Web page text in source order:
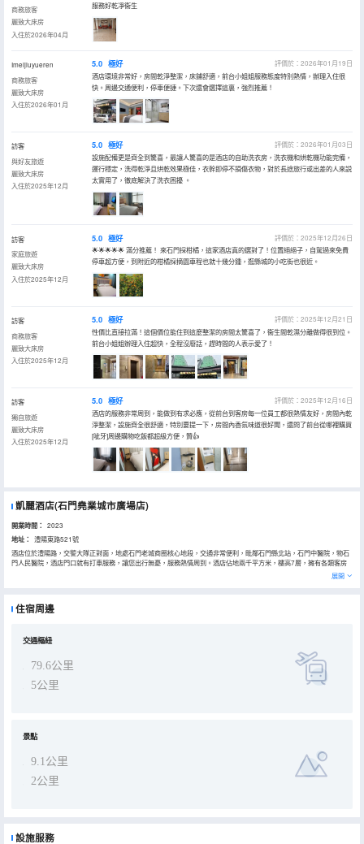
商務旅客
麗致大床房
入住於2026年04月
服務好乾凈衞生
Imeijiuyueren
商務旅客
麗致大床房
入住於2026年01月
5.0 極好
評價於：2026年01月19日
酒店環境非常好，房間乾淨整潔，床鋪舒適，前台小姐姐服務態度特別熱情，辦理入住很
快。周邊交通便利，停車便捷。下次還會選擇這裏，強烈推薦！
訪客
與好友旅遊
麗致大床房
入住於2025年12月
5.0 極好
評價於：2026年01月03日
設施配備更是齊全到驚喜，最讓人驚喜的是酒店的自助洗衣房，洗衣機和烘乾機功能完備，
運行穩定，洗得乾淨且烘乾效果極佳，衣幹即停不損傷衣物，對於長途旅行或出差的人來説
太實用了，徹底解決了洗衣困擾 。
訪客
家庭旅遊
麗致大床房
入住於2025年12月
5.0 極好
評價於：2025年12月26日
🌟🌟🌟🌟🌟 滿分推薦！ 來石門採柑橘，這家酒店真的選對了！位置絕絕子，自駕過來免費
停車超方便，到附近的柑橘採摘園車程也就十幾分鍾，逛縣城的小吃街也很近。
訪客
商務旅客
麗致大床房
入住於2025年12月
5.0 極好
評價於：2025年12月21日
性價比直接拉滿！這個價位能住到這麼整潔的房間太驚喜了，衞生間乾濕分離做得很到位。
前台小姐姐辦理入住超快，全程沒廢話，趕時間的人表示愛了！
訪客
獨自旅遊
麗致大床房
入住於2025年12月
5.0 極好
評價於：2025年12月16日
酒店的服務非常周到，能做到有求必應，從前台到客房每一位員工都很熱情友好，房間內乾
淨整潔，設施齊全很舒適，特別要提一下，房間內香氛味道很好聞，還問了前台從哪裡購買
[呲牙]周邊購物吃飯都超級方便，贊👍
凱麗酒店(石門堯業城市廣場店)
開業時間： 2023
地址：
澧陽東路521號
酒店位於澧陽路，交警大隊正對面，地處石門老城商圈核心地段，交通非常便利，毗鄰石門縣北站，石門中醫院，物石
門人民醫院，酒店門口就有打車服務，讓您出行無憂，服務熱情周到。酒店佔地兩千平方米，樓高7層，擁有各類客房
多間，酒店設施設備齊全，是石門縣前列的現代精品商旅酒店，唯美環境在暖色熒光襯托下更加賞心悅目，每走進一間
房倘若走進浪漫的時尚殿堂，洋溢着舒適恬靜之感與典雅、温馨的氣息，讓您一掃旅途疲憊，放飛身心。老闆用心裝修
展開
住宿周邊
交通樞紐
79.6公里
5公里
景點
9.1公里
2公里
設施服務